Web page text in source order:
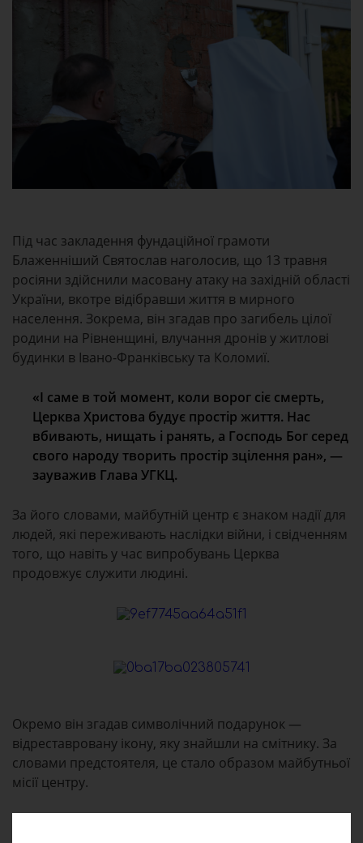
Під час закладення фундаційної грамоти
Блаженніший Святослав наголосив, що 13 травня
росіяни здійснили масовану атаку на західній області
України, вкотре відібравши життя в мирного
населення. Зокрема, він згадав про загибель цілої
родини на Рівненщині, влучання дронів у житлові
будинки в Івано-Франківську та Коломиї.
«І саме в той момент, коли ворог сіє смерть,
Церква Христова будує простір життя. Нас
вбивають, нищать і ранять, а Господь Бог серед
свого народу творить простір зцілення ран», —
зауважив Глава УГКЦ.
За його словами, майбутній центр є знаком надії для
людей, які переживають наслідки війни, і свідченням
того, що навіть у час випробувань Церква
продовжує служити людині.
Окремо він згадав символічний подарунок —
відреставровану ікону, яку знайшли на смітнику. За
словами предстоятеля, це стало образом майбутньої
місії центру.